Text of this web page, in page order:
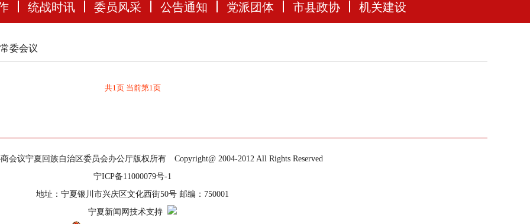
统战时讯 委员风采 公告通知 党派团体 市县政协 机关建设
常委会议
共1页 当前第1页
会议宁夏回族自治区委员会办公厅版权所有 Copyright@ 2004-2012 All Rights Reserved
宁ICP备11000079号-1
地址：宁夏银川市兴庆区文化西街50号 邮编：750001
宁夏新闻网技术支持